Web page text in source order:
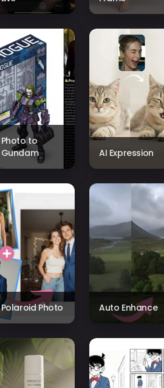
Photo to
Gundam
AI Expression
Polaroid Photo Auto Enhance